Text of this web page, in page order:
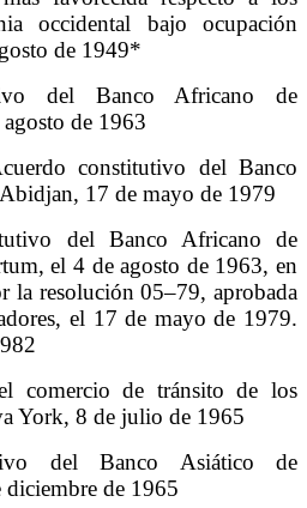
occidental bajo ocupación
de 1949*
del Banco Africano de
de 1963
constitutivo del Banco
17 de mayo de 1979
del Banco Africano de
el 4 de agosto de 1963, en
la resolución 05–79, aprobada
el 17 de mayo de 1979.
comercio de tránsito de los
York, 8 de julio de 1965
del Banco Asiático de
de 1965